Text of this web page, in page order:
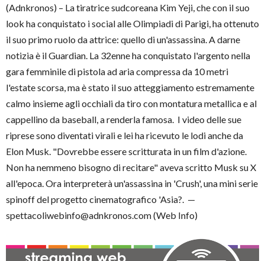
(Adnkronos) – La tiratrice sudcoreana Kim Yeji, che con il suo
look ha conquistato i social alle Olimpiadi di Parigi, ha ottenuto
il suo primo ruolo da attrice: quello di un'assassina. A darne
notizia è il Guardian. La 32enne ha conquistato l'argento nella
gara femminile di pistola ad aria compressa da 10 metri
l'estate scorsa, ma è stato il suo atteggiamento estremamente
calmo insieme agli occhiali da tiro con montatura metallica e al
cappellino da baseball, a renderla famosa. I video delle sue
riprese sono diventati virali e lei ha ricevuto le lodi anche da
Elon Musk. "Dovrebbe essere scritturata in un film d'azione.
Non ha nemmeno bisogno di recitare" aveva scritto Musk su X
all'epoca. Ora interpreterà un'assassina in 'Crush', una mini serie
spinoff del progetto cinematografico 'Asia?. —
spettacoliwebinfo@adnkronos.com (Web Info)